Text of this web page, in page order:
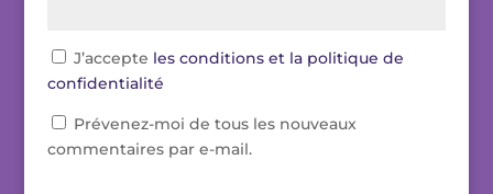
J’accepte les conditions et la politique de
confidentialité
Prévenez-moi de tous les nouveaux
commentaires par e-mail.